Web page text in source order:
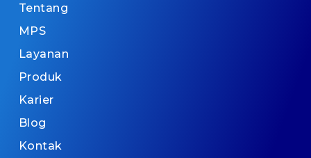
Tentang
MPS
Layanan
Produk
Karier
Blog
Kontak